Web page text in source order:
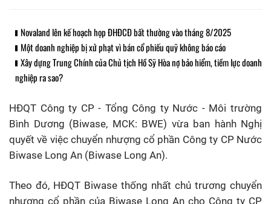
Novaland lên kế hoạch họp ĐHĐCĐ bất thường vào tháng 8/2025
Một doanh nghiệp bị xử phạt vì bán cổ phiếu quỹ không báo cáo
Xây dựng Trung Chính của Chủ tịch Hồ Sỹ Hòa nợ bảo hiểm, tiềm lực doanh
nghiệp ra sao?
HĐQT Công ty CP - Tổng Công ty Nước - Môi trường
Bình Dương (Biwase, MCK: BWE) vừa ban hành Nghị
quyết về việc chuyển nhượng cổ phần Công ty CP Nước
Biwase Long An (Biwase Long An).
Theo đó, HĐQT Biwase thống nhất chủ trương chuyển
nhượng cổ phần của Biwase Long An cho Công ty CP